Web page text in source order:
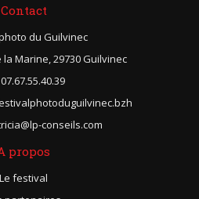
Contact
du Guilvinec
la Marine, 29730 Guilvinec
conseils.com
propos
Le festival